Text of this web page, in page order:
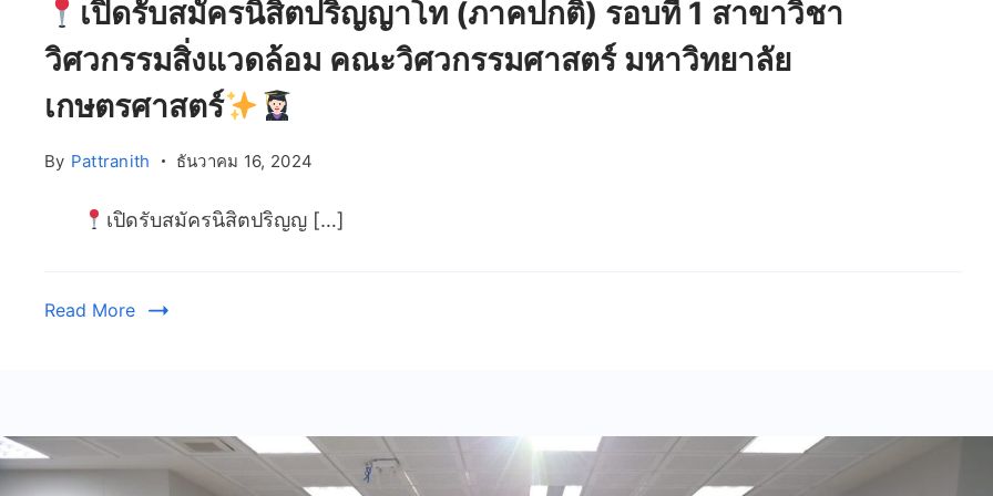
เปิดรับสมัครนิสิตปริญญาโท (ภาคปกติ) รอบที่ 1 สาขาวิชา
วิศวกรรมสิ่งแวดล้อม คณะวิศวกรรมศาสตร์ มหาวิทยาลัย
เกษตรศาสตร์
By Pattranith ธันวาคม 16, 2024
เปิดรับสมัครนิสิตปริญญ […]
Read More